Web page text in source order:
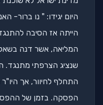
היום יגידו: " נו ברור-
הייתה אז הסיבה
המליאה, אשר דנה
שנציג הצרפתי מתנגד.
התחלף לחיוור, אך
הפסקה. בזמן של